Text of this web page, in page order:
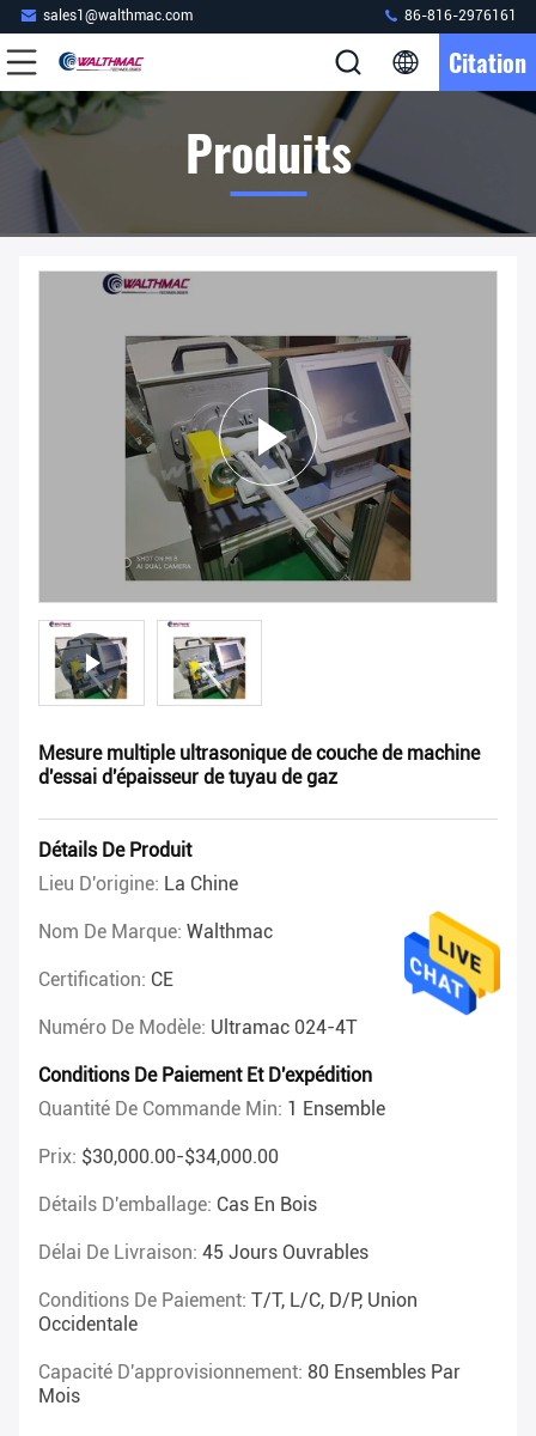
sales1@walthmac.com 86-816-2976161
Citation
Produits
Mesure multiple ultrasonique de couche de machine
d'essai d'épaisseur de tuyau de gaz
Détails De Produit
Lieu D'origine: La Chine
Nom De Marque: Walthmac
Certification: CE
Numéro De Modèle: Ultramac 024-4T
Conditions De Paiement Et D'expédition
Quantité De Commande Min: 1 Ensemble
Prix: $30,000.00-$34,000.00
Détails D'emballage: Cas En Bois
Délai De Livraison: 45 Jours Ouvrables
Conditions De Paiement: T/T, L/C, D/P, Union
Occidentale
Capacité D'approvisionnement: 80 Ensembles Par
Mois